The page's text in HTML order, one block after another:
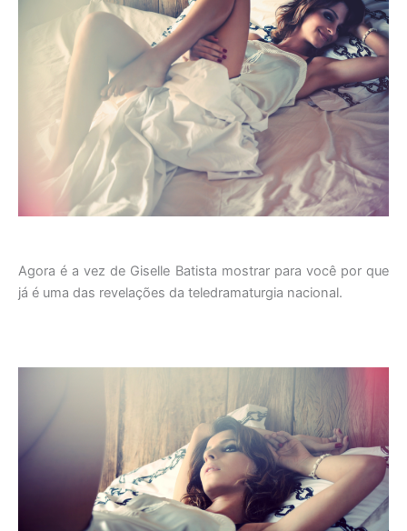
Agora é a vez de Giselle Batista mostrar para você por que
já é uma das revelações da teledramaturgia nacional.